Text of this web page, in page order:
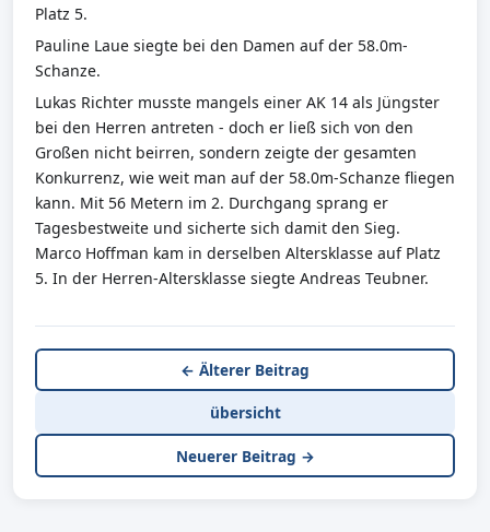
Platz 5.
Pauline Laue siegte bei den Damen auf der 58.0m-
Schanze.
Lukas Richter musste mangels einer AK 14 als Jüngster
bei den Herren antreten - doch er ließ sich von den
Großen nicht beirren, sondern zeigte der gesamten
Konkurrenz, wie weit man auf der 58.0m-Schanze fliegen
kann. Mit 56 Metern im 2. Durchgang sprang er
Tagesbestweite und sicherte sich damit den Sieg.
Marco Hoffman kam in derselben Altersklasse auf Platz
5. In der Herren-Altersklasse siegte Andreas Teubner.
← Älterer Beitrag
übersicht
Neuerer Beitrag →